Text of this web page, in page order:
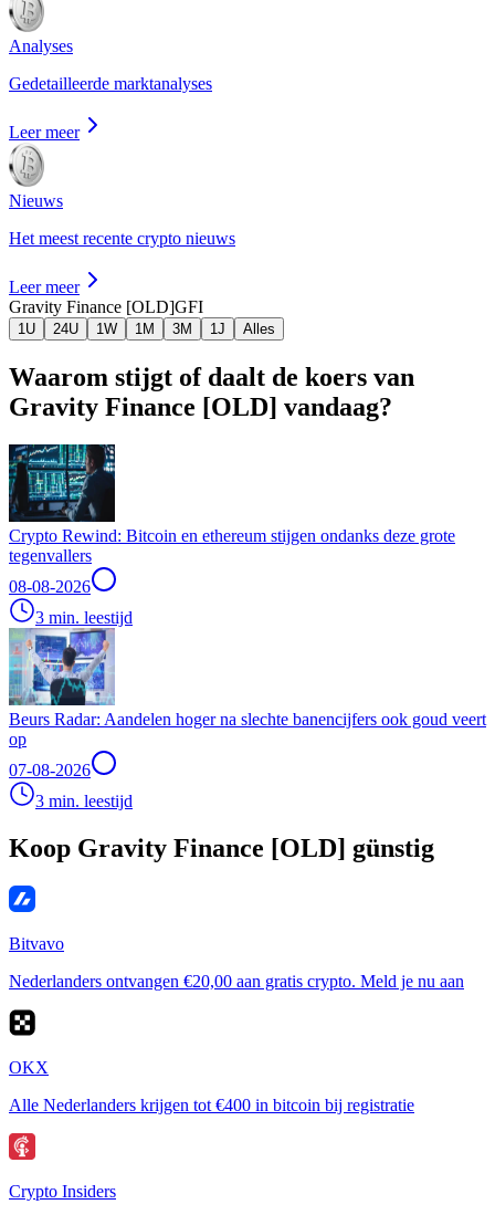
Analyses
Gedetailleerde marktanalyses
Leer meer
Nieuws
Het meest recente crypto nieuws
Leer meer
Gravity Finance [OLD]GFI
1U 24U 1W 1M 3M 1J Alles
Waarom stijgt of daalt de koers van
Gravity Finance [OLD] vandaag?
Crypto Rewind: Bitcoin en ethereum stijgen ondanks deze grote
tegenvallers
08-08-2026
3 min. leestijd
Beurs Radar: Aandelen hoger na slechte banencijfers ook goud veert
op
07-08-2026
3 min. leestijd
Koop Gravity Finance [OLD] günstig
Bitvavo
Nederlanders ontvangen €20,00 aan gratis crypto. Meld je nu aan
OKX
Alle Nederlanders krijgen tot €400 in bitcoin bij registratie
Crypto Insiders